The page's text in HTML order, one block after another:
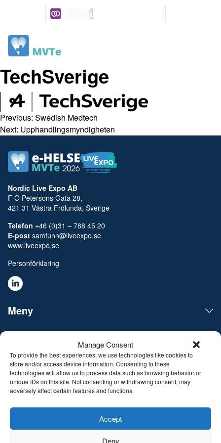
Manage Consent
To provide the best experiences, we use technologies like cookies to
store and/or access device information. Consenting to these
technologies will allow us to process data such as browsing behavior or
unique IDs on this site. Not consenting or withdrawing consent, may
adversely affect certain features and functions.
Accept
Deny
TechSverige
Previous: Swedish Medtech
Next: Upphandlingsmyndigheten
Nordic Live Expo AB
F O Petersons Gata 28,
421 31 Västra Frölunda, Sverige
Telefon +46 (0)31 – 788 45 20
E-post samfunn@liveexpo.se
www.liveexpo.se
Personförklaring
Meny
Live Expo arrangerer messer, møter, konferanser og
arrangementer på det skandinaviske markedet. Hovedkontoret
ligger i Göteborg. Vi matcher mennesker og bedrifter for å
er startet av Sveriges mest erfarne entreprenører innen
messer og arrangementer, som har lansert over hundre nye
messer hvorav flere nå er ledende innenfor sine respektive
bransjer. Med et innhold fullt av inspirasjon, utvikling og